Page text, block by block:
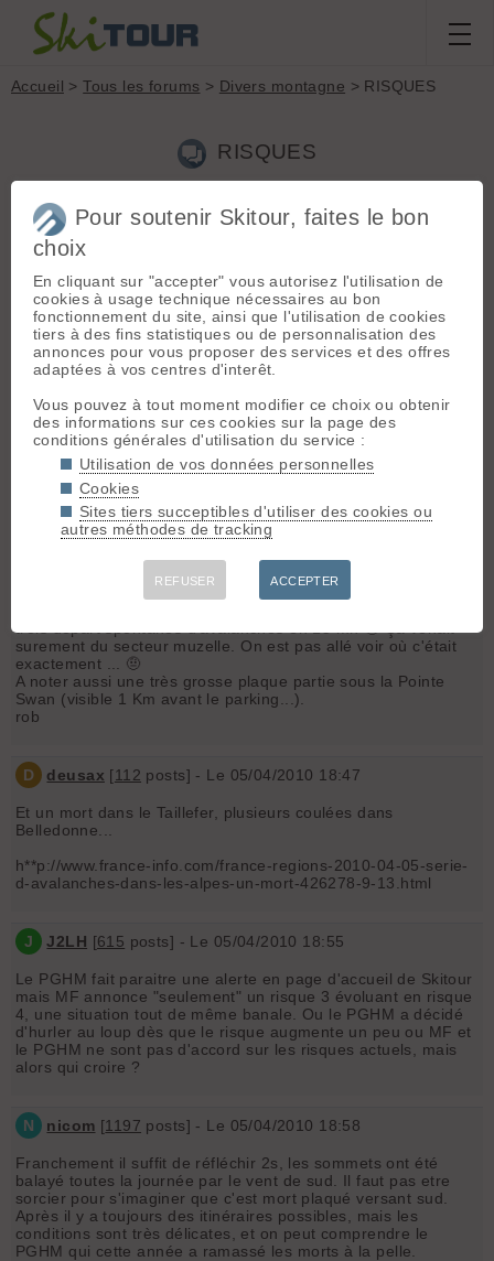
Accueil >Tous les forums > Divers montagne > RISQUES
RISQUES
N
nino73[14posts] - Le 05/04/2010 18:26
Bonsoir à tous,
Juste pour info, apres les 2 derniers episodes neigueux: faites
Cet aprem, une énorme plaque s'est barrée de la Muzelle au
niveau de l'oeil et elle fait toute la face. Vu des 2alpes, elle
doit faire au moins un bon metre d'épaisseur.
Sur éJ de neige il est tombé plud d'& men altitude
Alors attention tout le monde 🤨
robin bonnet guide[695 posts] - Le 05/04/2010 18:31
surement du secteur muzelle. On est pas allé voir où c'était
exactement ... 🤨
A noter aussi une très grosse plaque partie sous la Pointe
Swan (visible 1 Km avant le parking...).
rob
D deusax [112 posts] - Le 05/04/2010 18:47
Et un mort dans le Taillefer, plusieurs coulées dans
Belledonne...
h**p://www.france-info.com/france-regions-2010-04-05-serie-
d-avalanches-dans-les-alpes-un-mort-426278-9-13.html
J J2LH [615 posts] - Le 05/04/2010 18:55
Le PGHM fait paraitre une alerte en page d'accueil de Skitour
mais MF annonce "seulement" un risque 3 évoluant en risque
4, une situation tout de même banale. Ou le PGHM a décidé
d'hurler au loup dès que le risque augmente un peu ou MF et
le PGHM ne sont pas d'accord sur les risques actuels, mais
alors qui croire ?
N nicom [1197 posts] - Le 05/04/2010 18:58
Franchement il suffit de réfléchir 2s, les sommets ont été
balayé toutes la journée par le vent de sud. Il faut pas etre
sorcier pour s'imaginer que c'est mort plaqué versant sud.
Après il y a toujours des itinéraires possibles, mais les
conditions sont très délicates, et on peut comprendre le
PGHM qui cette année a ramassé les morts à la pelle.
Pour soutenir Skitour, faites le bon
choix
En cliquant sur "accepter" vous autorisez l'utilisation de
cookies à usage technique nécessaires au bon
fonctionnement du site, ainsi que l'utilisation de cookies
tiers à des fins statistiques ou de personnalisation des
annonces pour vous proposer des services et des offres
adaptées à vos centres d'interêt.
Vous pouvez à tout moment modifier ce choix ou obtenir
des informations sur ces cookies sur la page des
conditions générales d'utilisation du service :
Utilisation de vos données personnelles
Cookies
Sites tiers succeptibles d'utiliser des cookies ou
autres méthodes de tracking
REFUSER ACCEPTER